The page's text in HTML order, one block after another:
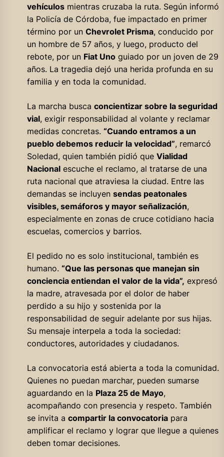
vehículosmientras cruzaba la ruta. Según informó
la Policía de Córdoba, fue impactado en primer
término por un Chevrolet Prisma, conducido por
un hombre de 57 años, y luego, producto del
rebote, por un Fiat Unoguiado por un joven de 29
años. La tragedia dejó una herida profunda en su
familia y en toda la comunidad.
La marcha busca concientizar sobre la seguridad
vial, exigir responsabilidad al volante y reclamar
medidas concretas. “Cuando entramos a un
pueblo debemos reducir la velocidad”, remarcó
Soledad, quien también pidió que Vialidad
Nacionalescuche el reclamo, al tratarse de una
ruta nacional que atraviesa la ciudad. Entre las
demandas se incluyen sendas peatonales
visibles, semáforos y mayor señalización,
especialmente en zonas de cruce cotidiano hacia
escuelas, comercios y barrios.
El pedido no es solo institucional, también es
humano. “Que las personas que manejan sin
conciencia entiendan el valor de la vida”, expresó
la madre, atravesada por el dolor de haber
perdido a su hijo y sostenida por la
responsabilidad de seguir adelante por sus hijas.
Su mensaje interpela a toda la sociedad:
conductores, autoridades y ciudadanos.
La convocatoria está abierta a toda la comunidad.
Quienes no puedan marchar, pueden sumarse
aguardando en la Plaza 25 de Mayo,
acompañando con presencia y respeto. También
se invita a compartir la convocatoriapara
amplificar el reclamo y lograr que llegue a quienes
deben tomar decisiones.